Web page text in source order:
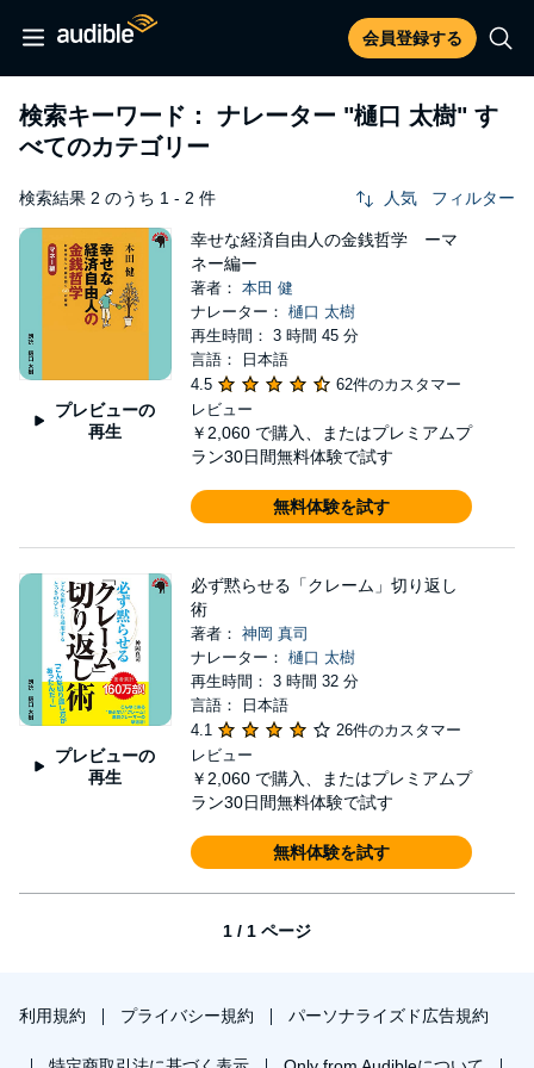
会員登録する
検索キーワード： ナレーター "樋口 太樹" す
べてのカテゴリー
検索結果 2 のうち 1 - 2 件 人気 フィルター
プレビューの
再生
幸せな経済自由人の金銭哲学 ーマ
ネー編ー
著者： 本田 健
ナレーター： 樋口 太樹
再生時間： 3 時間 45 分
言語： 日本語
4.5
62件のカスタマー
レビュー
￥2,060 で購入、またはプレミアムプ
ラン30日間無料体験で試す
無料体験を試す
プレビューの
再生
必ず黙らせる「クレーム」切り返し
術
著者： 神岡 真司
ナレーター： 樋口 太樹
再生時間： 3 時間 32 分
言語： 日本語
4.1
26件のカスタマー
レビュー
￥2,060 で購入、またはプレミアムプ
ラン30日間無料体験で試す
無料体験を試す
1 / 1 ページ
利用規約 プライバシー規約 パーソナライズド広告規約